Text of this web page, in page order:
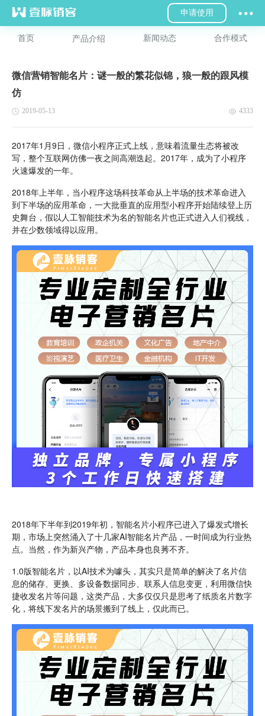
申请使用
首页 产品介绍 新闻动态 合作模式
微信营销智能名片：谜一般的繁花似锦，狼一般的跟风模
仿
2019-05-13 4333
2017年1月9日，微信小程序正式上线，意味着流量生态将被改
写，整个互联网仿佛一夜之间高潮迭起。2017年，成为了小程序
火速爆发的一年。
2018年上半年，当小程序这场科技革命从上半场的技术革命进入
到下半场的应用革命，一大批垂直的应用型小程序开始陆续登上历
史舞台，假以人工智能技术为名的智能名片也正式进入人们视线，
并在少数领域得以应用。
2018年下半年到2019年初，智能名片小程序已进入了爆发式增长
期，市场上突然涌入了十几家AI智能名片产品，一时间成为行业热
点。当然，作为新兴产物，产品本身也良莠不齐。
1.0版智能名片，以AI技术为噱头，其实只是简单的解决了名片信
息的储存、更换、多设备数据同步、联系人信息变更，利用微信快
捷收发名片等问题，这类产品，大多仅仅只是思考了纸质名片数字
化，将线下发名片的场景搬到了线上，仅此而已。